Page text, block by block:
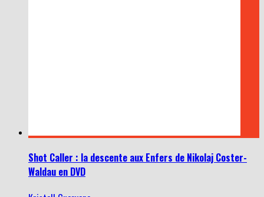
Shot Caller : la descente aux Enfers de Nikolaj Coster-
Waldau en DVD
Kristell Guerveno